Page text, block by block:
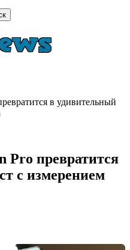
в удивительный
Pro превратится
с измерением